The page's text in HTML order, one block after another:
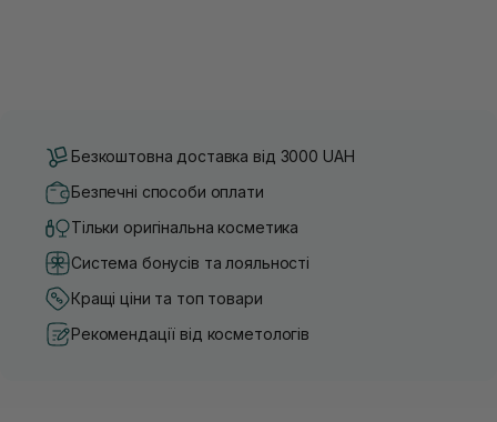
Безкоштовна доставка від 3000 UAH
Безпечні способи оплати
Тільки оригінальна косметика
Система бонусів та лояльності
Кращі ціни та топ товари
Рекомендації від косметологів